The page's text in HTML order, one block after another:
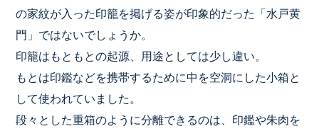
の家紋が入った印籠を掲げる姿が印象的だった「水戸黄
門」ではないでしょうか。
印籠はもともとの起源、用途としては少し違い。
もとは印鑑などを携帯するために中を空洞にした小箱と
して使われていました。
段々とした重箱のように分離できるのは、印鑑や朱肉を